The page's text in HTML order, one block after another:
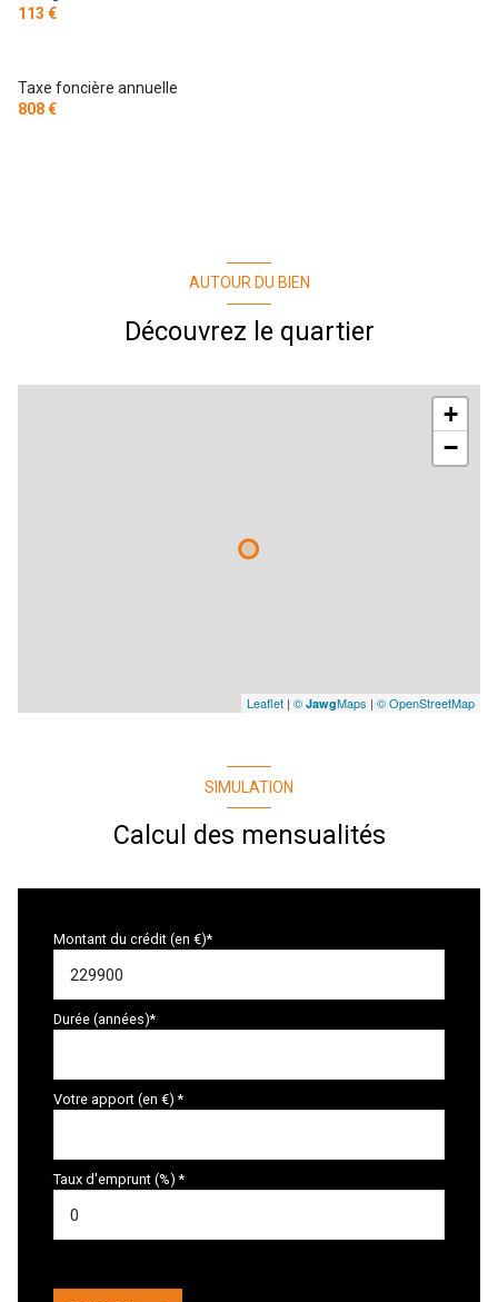
113 €
Taxe foncière annuelle
808 €
AUTOUR DU BIEN
Découvrez le quartier
+
−
Leaflet | © JawgMaps | © OpenStreetMap
SIMULATION
Calcul des mensualités
Montant du crédit (en €)*
Durée (années)*
Votre apport (en €) *
Taux d'emprunt (%) *